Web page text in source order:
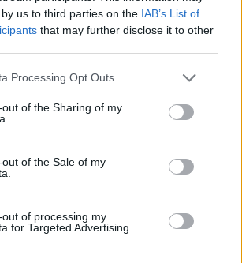
us to third parties on the IAB’s List of
that may further disclose it to other
Processing Opt Outs
of the Sharing of my
of the Sale of my
of processing my
for Targeted Advertising.
bisglicināta formā. Šī forma ir
tas ir īpašs?
magnija iedarbību, īpaši situācijās,
ātra atjaunošanās pēc fiziskas